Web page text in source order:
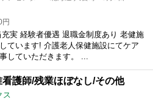
円
充実 経験者優遇 退職金制度あり 老健施
ています! 介護老人保健施設にてケア
していただきます。 ...
看護師/残業ほぼなし/その他
ス